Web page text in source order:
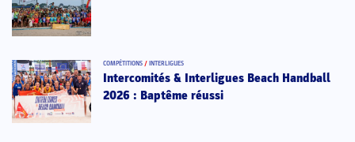
COMPÉTITIONS / INTERLIGUES
Intercomités & Interligues Beach Handball
2026 : Baptême réussi